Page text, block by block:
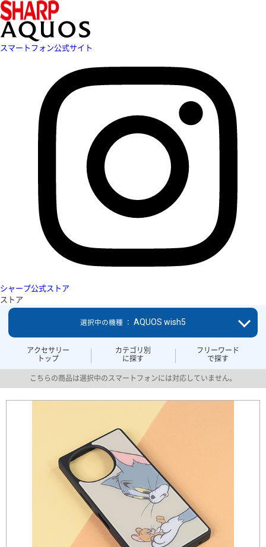
スマートフォン公式サイト
シャープ公式ストア
ストア
アクセサリー
トップ
カテゴリ別
に探す
フリーワード
で探す
選択中の機種 ： AQUOS wish5
こちらの商品は選択中のスマートフォンには対応していません。